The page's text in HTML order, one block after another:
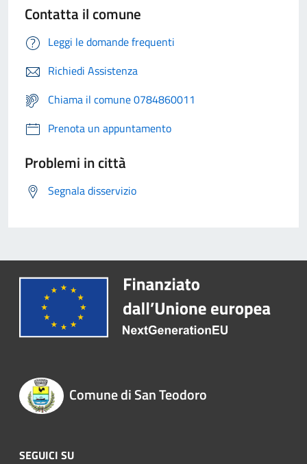
Contatta il comune
Leggi le domande frequenti
Richiedi Assistenza
Chiama il comune 0784860011
Prenota un appuntamento
Problemi in città
Segnala disservizio
Comune di San Teodoro
SEGUICI SU